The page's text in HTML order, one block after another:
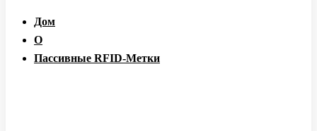
Дом
О
Пассивные RFID-Метки